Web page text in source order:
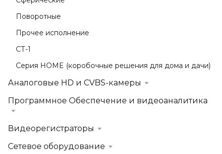
Поворотные
Прочее исполнение
СТ-1
Серия HOME (коробочные решения для дома и дачи)
Аналоговые HD и CVBS-камеры
Программное Обеспечение и видеоаналитика
Видеорегистраторы
Сетевое оборудование